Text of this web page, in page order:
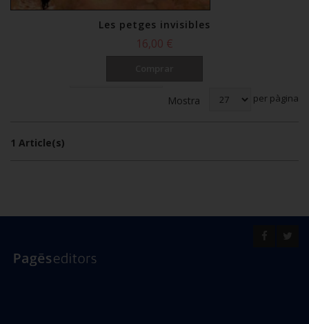
Les petges invisibles
16,00 €
Mostra
per pàgina
1 Article(s)